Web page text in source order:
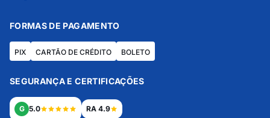
FORMAS DE PAGAMENTO
PIX CARTÃO DE CRÉDITO BOLETO
SEGURANÇA E CERTIFICAÇÕES
G 5.0 RA 4.9